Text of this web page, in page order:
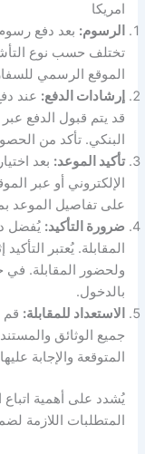
امريكا
الرسوم: بعد دفع
تختلف حسب نوع
الموقع الرسمي
إرشادات الدفع: عند
قد يتم قبول الدفع
البنكي. تأكد من
تأكيد الموعد: بعد
الإلكتروني أو عبر
على تفاصيل الموعد
ضرورة التأكيد: يُفضل
المقابلة. يُعتبر
ولحضور المقابلة. في
بالدخول.
الاستعداد للمقابلة: قم
جميع الوثائق
المتوقعة والإجابة
يُشدد على أهمية
المتطلبات اللازمة